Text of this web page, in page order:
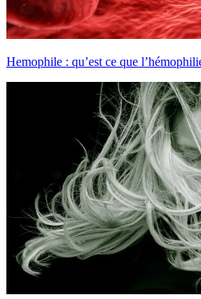
Hemophile : qu’est ce que